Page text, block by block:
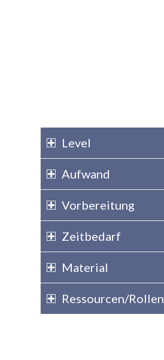
Level
Aufwand
Vorbereitung
Zeitbedarf
Material
Ressourcen/Rollen